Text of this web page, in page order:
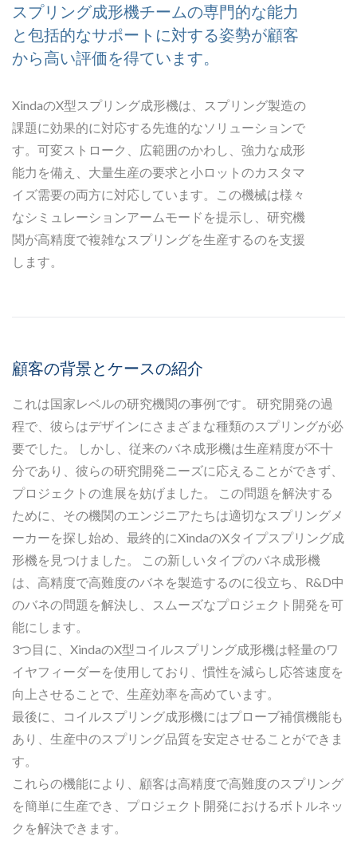
スプリング成形機チームの専門的な能力
と包括的なサポートに対する姿勢が顧客
から高い評価を得ています。
XindaのX型スプリング成形機は、スプリング製造の
課題に効果的に対応する先進的なソリューションで
す。可変ストローク、広範囲のかわし、強力な成形
能力を備え、大量生産の要求と小ロットのカスタマ
イズ需要の両方に対応しています。この機械は様々
なシミュレーションアームモードを提示し、研究機
関が高精度で複雑なスプリングを生産するのを支援
します。
顧客の背景とケースの紹介
これは国家レベルの研究機関の事例です。 研究開発の過
程で、彼らはデザインにさまざまな種類のスプリングが必
要でした。 しかし、従来のバネ成形機は生産精度が不十
分であり、彼らの研究開発ニーズに応えることができず、
プロジェクトの進展を妨げました。 この問題を解決する
ために、その機関のエンジニアたちは適切なスプリングメ
ーカーを探し始め、最終的にXindaのXタイプスプリング成
形機を見つけました。 この新しいタイプのバネ成形機
は、高精度で高難度のバネを製造するのに役立ち、R&D中
のバネの問題を解決し、スムーズなプロジェクト開発を可
能にします。
3つ目に、XindaのX型コイルスプリング成形機は軽量のワ
イヤフィーダーを使用しており、慣性を減らし応答速度を
向上させることで、生産効率を高めています。
最後に、コイルスプリング成形機にはプローブ補償機能も
あり、生産中のスプリング品質を安定させることができま
す。
これらの機能により、顧客は高精度で高難度のスプリング
を簡単に生産でき、プロジェクト開発におけるボトルネッ
クを解決できます。